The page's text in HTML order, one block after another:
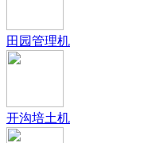
田园管理机
开沟培土机